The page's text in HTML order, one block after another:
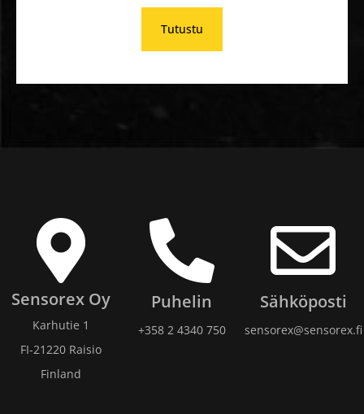
Tutustu
Sensorex Oy
Karhutie 1
FI-21220 Raisio
Finland
Puhelin
+358 2 4340 750​
Sähköposti
sensorex@sensorex.fi